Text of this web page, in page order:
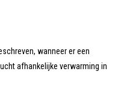
wanneer er een
afhankelijke verwarming in